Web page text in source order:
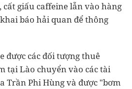
giấu caffeine lẫn vào hàng
báo hải quan để thông
được các đối tượng thuê
tại Lào chuyển vào các tài
Trần Phi Hùng và được "bơm